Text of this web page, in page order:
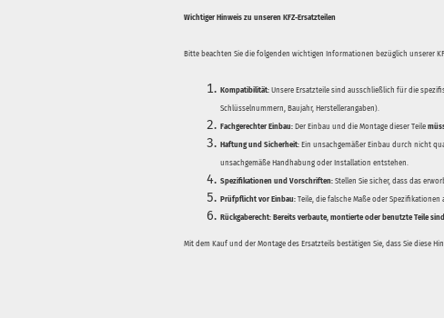
Wichtiger Hinweis zu unseren KFZ-Ersatzteilen
Bitte beachten Sie die folgenden wichtigen Informationen bezüglich unserer
Kompatibilität: Unsere Ersatzteile sind ausschließlich für die
Schlüsselnummern, Baujahr, Herstellerangaben).
Fachgerechter Einbau: Der Einbau und die Montage dieser Teile
Haftung und Sicherheit: Ein unsachgemäßer Einbau durch nicht
unsachgemäße Handhabung oder Installation entstehen.
Spezifikationen und Vorschriften: Stellen Sie sicher, dass das
Prüfpflicht vor Einbau: Teile, die falsche Maße oder
Rückgaberecht: Bereits verbaute, montierte oder benutzte Teile
Mit dem Kauf und der Montage des Ersatzteils bestätigen Sie, dass Sie diese